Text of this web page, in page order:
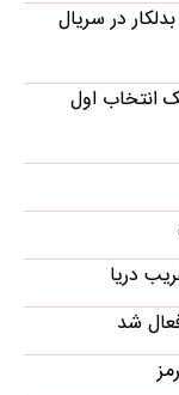
در سریال
انتخاب اول
دریا